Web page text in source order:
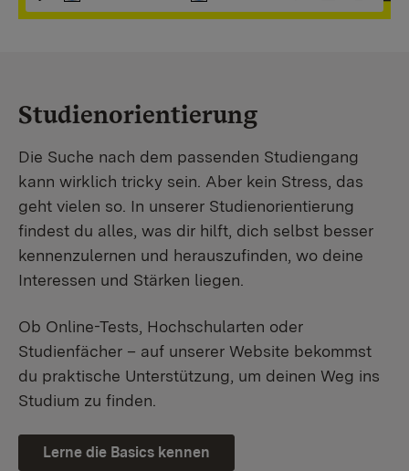
Abspielen
StummschaltungEinstellungen
PIP
Studienorientierung
Die Suche nach dem passenden Studiengang
kann wirklich tricky sein. Aber kein Stress, das
geht vielen so. In unserer Studienorientierung
findest du alles, was dir hilft, dich selbst besser
kennenzulernen und herauszufinden, wo deine
Interessen und Stärken liegen.
Ob Online-Tests, Hochschularten oder
Studienfächer – auf unserer Website bekommst
du praktische Unterstützung, um deinen Weg ins
Studium zu finden.
Lerne die Basics kennen